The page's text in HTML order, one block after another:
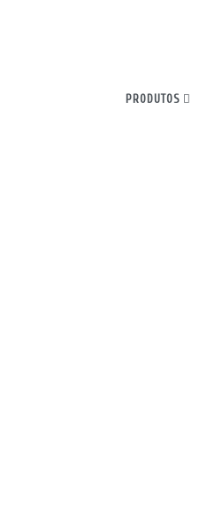
aceitar todos os cookies.
PRODUTOS